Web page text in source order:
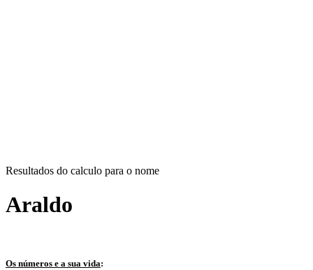
Resultados do calculo para o nome
Araldo
Os números e a sua vida: